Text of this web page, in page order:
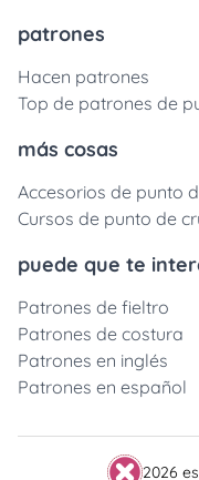
patrones
Hacen patrones
Top de patrones de
más cosas
Accesorios de punto
Cursos de punto de
puede que te
Patrones de fieltro
Patrones de costura
Patrones en inglés
Patrones en español
2026